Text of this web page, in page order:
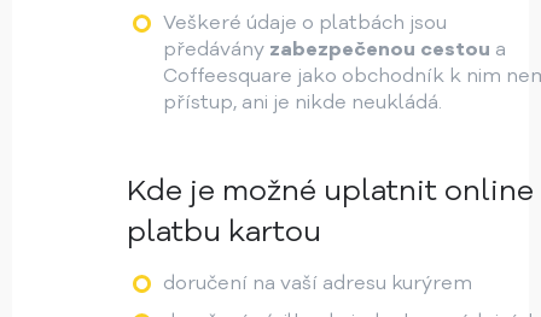
Veškeré údaje o platbách jsou
předávány zabezpečenou cestou a
Coffeesquare jako obchodník k nim
přístup, ani je nikde neukládá.
Kde je možné uplatnit online
platbu kartou
doručení na vaší adresu kurýrem